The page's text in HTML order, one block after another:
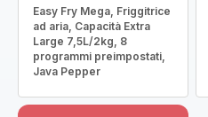
Easy Fry Mega, Friggitrice
ad aria, Capacità Extra
Large 7,5L/2kg, 8
programmi preimpostati,
Java Pepper